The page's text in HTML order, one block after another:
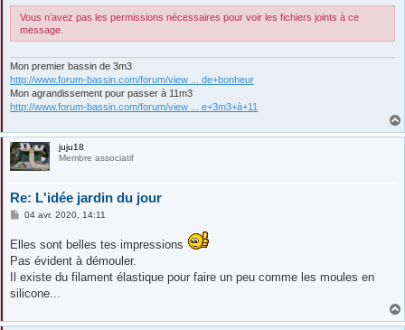
Vous n’avez pas les permissions nécessaires pour voir les fichiers joints à ce
message.
Mon premier bassin de 3m3
http://www.forum-bassin.com/forum/view ... de+bonheur
Mon agrandissement pour passer à 11m3
http://www.forum-bassin.com/forum/view ... e+3m3+à+11
juju18
Membre associatif
Re: L'idée jardin du jour
M
s
a
g
e
04 avr. 2020, 14:11
Elles sont belles tes impressions
Pas évident à démouler.
Il existe du filament élastique pour faire un peu comme les moules en
silicone...